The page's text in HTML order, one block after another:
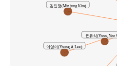
김민정(Min jung Kim)
윤유식(Yoon, Yoo
이영아(Young A Lee)